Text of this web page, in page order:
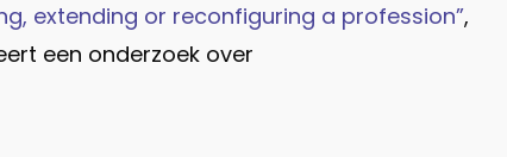
extending or reconfiguring a profession”,
een onderzoek over